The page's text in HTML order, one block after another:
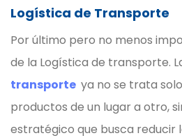
Logística de Transporte
Por último pero no menos
de la Logística de transporte.
transporte ya no se trata
productos de un lugar a otro,
estratégico que busca reducir